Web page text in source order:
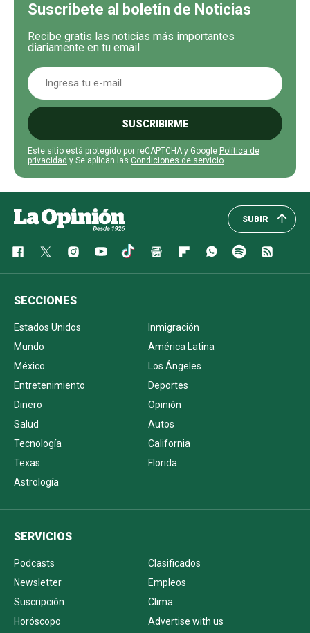
Suscríbete al boletín de Noticias
Recibe gratis las noticias más importantes
diariamente en tu email
SUSCRIBIRME
Este sitio está protegido por reCAPTCHA y Google Política de
privacidad y Se aplican las Condiciones de servicio
SUBIR
SECCIONES
Estados Unidos
Inmigración
Mundo
América Latina
México
Los Ángeles
Entretenimiento
Deportes
Dinero
Opinión
Salud
Autos
Tecnología
California
Texas
Florida
Astrología
SERVICIOS
Podcasts
Clasificados
Newsletter
Empleos
Suscripción
Clima
Horóscopo
Advertise with us